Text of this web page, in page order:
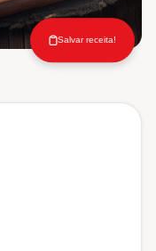
Salvar receita!